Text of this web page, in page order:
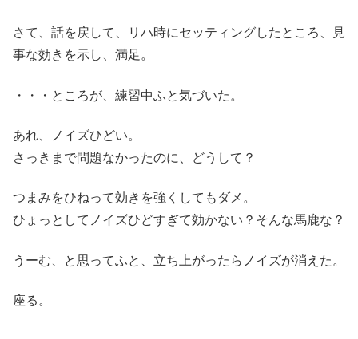
さて、話を戻して、リハ時にセッティングしたところ、見
事な効きを示し、満足。
・・・ところが、練習中ふと気づいた。
あれ、ノイズひどい。
さっきまで問題なかったのに、どうして？
つまみをひねって効きを強くしてもダメ。
ひょっとしてノイズひどすぎて効かない？そんな馬鹿な？
うーむ、と思ってふと、立ち上がったらノイズが消えた。
座る。